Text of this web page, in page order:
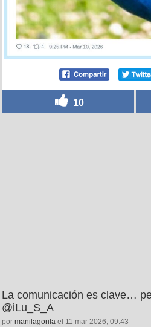
10
La comunicación es clave…
@iLu_S_A
por manilagorila el 11 mar 2026, 09:43